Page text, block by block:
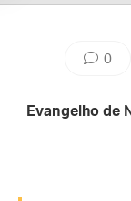
0
Evangelho de